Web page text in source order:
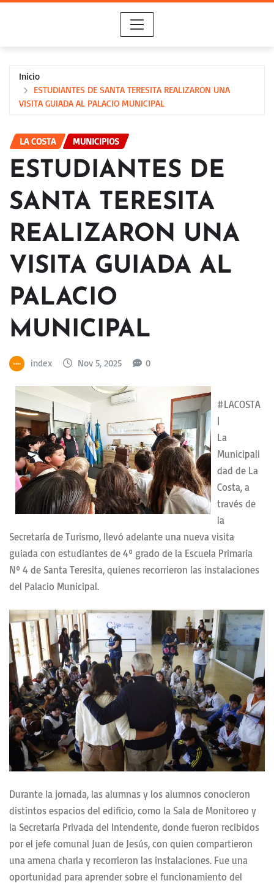
Inicio
ESTUDIANTES DE SANTA TERESITA REALIZARON UNA
VISITA GUIADA AL PALACIO MUNICIPAL
LA COSTA MUNICIPIOS
ESTUDIANTES DE
SANTA TERESITA
REALIZARON UNA
VISITA GUIADA AL
PALACIO
MUNICIPAL
index Nov 5, 2025 0
#LACOSTA
La
Municipali
dad de La
Costa, a
través de
la
Secretaría de Turismo, llevó adelante una nueva visita
guiada con estudiantes de 4º grado de la Escuela Primaria
Nº 4 de Santa Teresita, quienes recorrieron las instalaciones
del Palacio Municipal.
Durante la jornada, las alumnas y los alumnos conocieron
distintos espacios del edificio, como la Sala de Monitoreo y
la Secretaría Privada del Intendente, donde fueron recibidos
por el jefe comunal Juan de Jesús, con quien compartieron
una amena charla y recorrieron las instalaciones. Fue una
oportunidad para aprender sobre el funcionamiento del